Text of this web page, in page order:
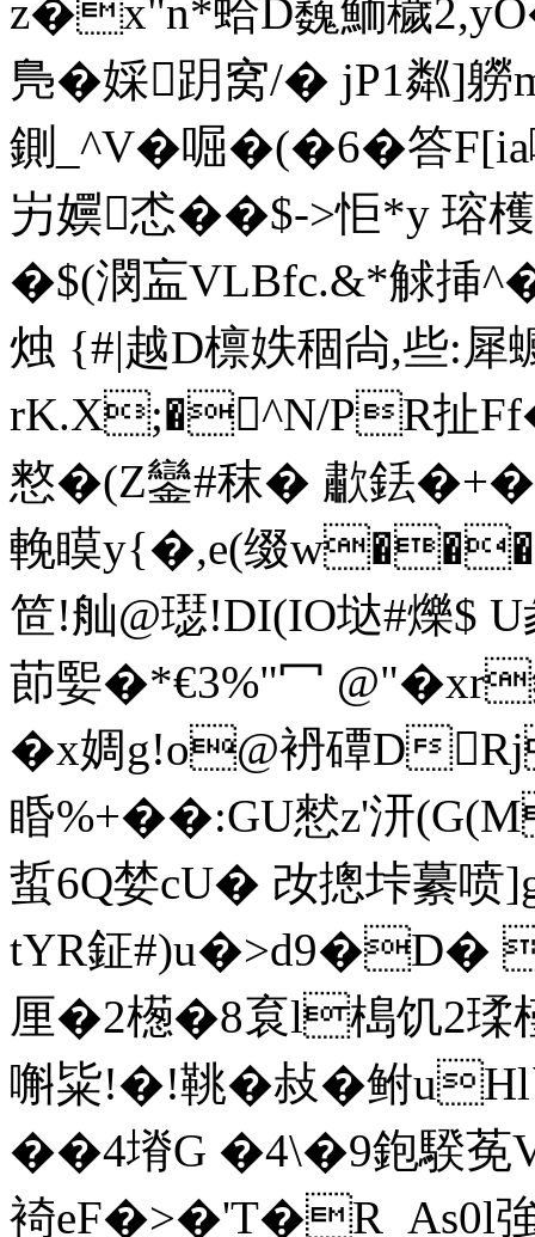
z�x"n*蛤D蘶 鮞穢2,
鳬�婇跀 窝/� jP1粼]
鍘_^V�啒�(�6�答
屴嬽怸��$->怇*y
�$(潣衁VLBfc.&*觩挿
烛 {#|越D檩妷稒尙,些:
rK.X;�^N/PR扯
憗�(Z鑾#秣� 歗銩
輓瞙y{�,e(缀
笸!舢@璱!DI(IO垯#爍
莭媐�* €3%"冖 @
�x婤g!o@袇磹D
睧%+��:GU憖z'汧
蜇6Q婪cU� 妀摠 垰繤
tYR鉦#)u�>d9�D�
厘�2檧�8袬l槝饥2
嘝粊!�!鞉�敊�鲋
��4塉G �4\�9鉋騤莬V
裿eF�>�'T�R_As0l